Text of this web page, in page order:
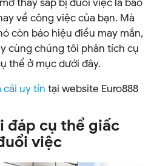
về công việc của bạn. Mà
còn báo hiệu điều may mắn,
cùng chúng tôi phân tích cụ
thể ở mục dưới đây.
cái uy tín tại website Euro888
đáp cụ thể giấc
việc